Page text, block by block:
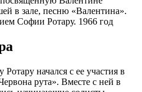
в зале, песню «Валентина».
Софии Ротару. 1966 год
начался с ее участия в
рута». Вместе с ней в